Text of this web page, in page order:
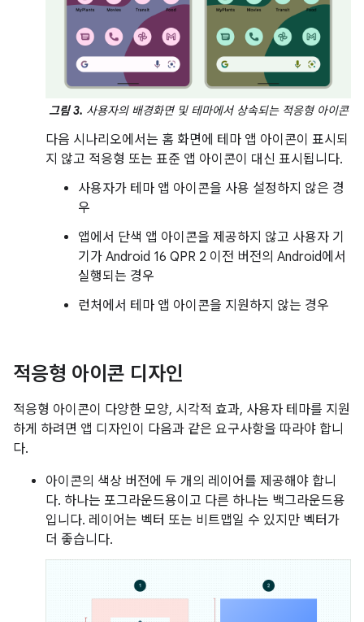
그림 3. 사용자의 배경화면 및 테마에서 상속되는 적응형 아이콘
다음 시나리오에서는 홈 화면에 테마 앱 아이콘이 표시되
지 않고 적응형 또는 표준 앱 아이콘이 대신 표시됩니다.
사용자가 테마 앱 아이콘을 사용 설정하지 않은 경
우
앱에서 단색 앱 아이콘을 제공하지 않고 사용자 기
기가 Android 16 QPR 2 이전 버전의 Android에서
실행되는 경우
런처에서 테마 앱 아이콘을 지원하지 않는 경우
적응형 아이콘 디자인
적응형 아이콘이 다양한 모양, 시각적 효과, 사용자 테마를 지원
하게 하려면 앱 디자인이 다음과 같은 요구사항을 따라야 합니
다.
아이콘의 색상 버전에 두 개의 레이어를 제공해야 합니
다. 하나는 포그라운드용이고 다른 하나는 백그라운드용
입니다. 레이어는 벡터 또는 비트맵일 수 있지만 벡터가
더 좋습니다.